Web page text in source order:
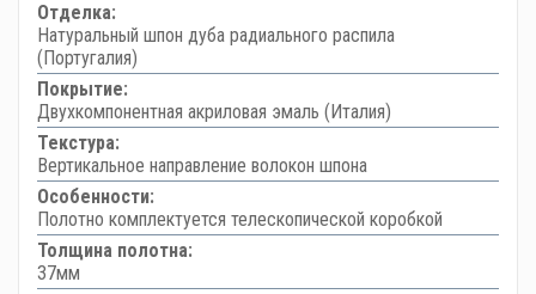
Отделка:
Натуральный шпон дуба радиального распила
(Португалия)
Покрытие:
Двухкомпонентная акриловая эмаль (Италия)
Текстура:
Вертикальное направление волокон шпона
Особенности:
Полотно комплектуется телескопической коробкой
Толщина полотна:
37мм